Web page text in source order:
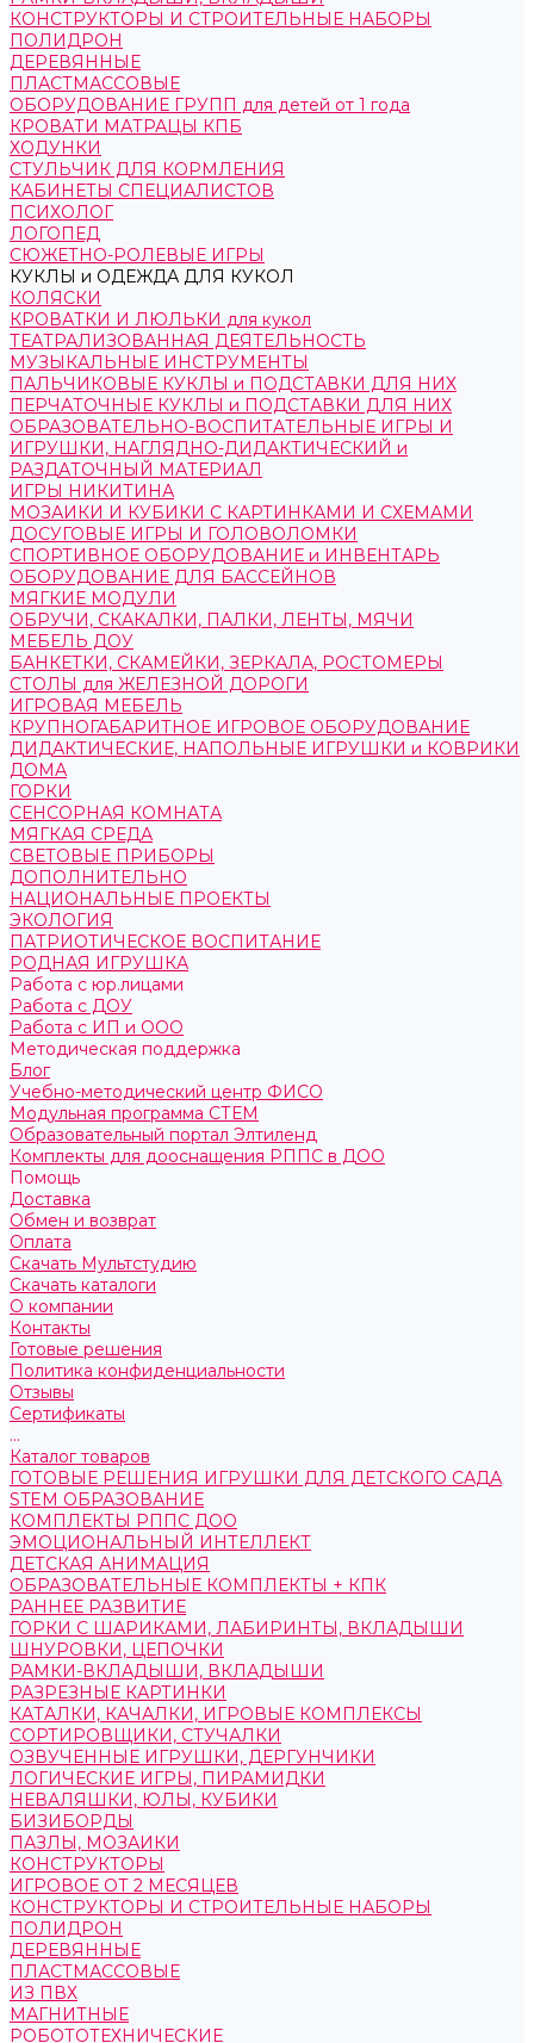
КОНСТРУКТОРЫ И СТРОИТЕЛЬНЫЕ НАБОРЫ
ПОЛИДРОН
ДЕРЕВЯННЫЕ
ПЛАСТМАССОВЫЕ
ОБОРУДОВАНИЕ ГРУПП для детей от 1 года
КРОВАТИ МАТРАЦЫ КПБ
ХОДУНКИ
СТУЛЬЧИК ДЛЯ КОРМЛЕНИЯ
КАБИНЕТЫ СПЕЦИАЛИСТОВ
ПСИХОЛОГ
ЛОГОПЕД
СЮЖЕТНО-РОЛЕВЫЕ ИГРЫ
КУКЛЫ и ОДЕЖДА ДЛЯ КУКОЛ
КОЛЯСКИ
КРОВАТКИ И ЛЮЛЬКИ для кукол
ТЕАТРАЛИЗОВАННАЯ ДЕЯТЕЛЬНОСТЬ
МУЗЫКАЛЬНЫЕ ИНСТРУМЕНТЫ
ПАЛЬЧИКОВЫЕ КУКЛЫ и ПОДСТАВКИ ДЛЯ НИХ
ПЕРЧАТОЧНЫЕ КУКЛЫ и ПОДСТАВКИ ДЛЯ НИХ
ОБРАЗОВАТЕЛЬНО-ВОСПИТАТЕЛЬНЫЕ ИГРЫ И
ИГРУШКИ, НАГЛЯДНО-ДИДАКТИЧЕСКИЙ и
РАЗДАТОЧНЫЙ МАТЕРИАЛ
ИГРЫ НИКИТИНА
МОЗАИКИ И КУБИКИ С КАРТИНКАМИ И СХЕМАМИ
ДОСУГОВЫЕ ИГРЫ И ГОЛОВОЛОМКИ
СПОРТИВНОЕ ОБОРУДОВАНИЕ и ИНВЕНТАРЬ
ОБОРУДОВАНИЕ ДЛЯ БАССЕЙНОВ
МЯГКИЕ МОДУЛИ
ОБРУЧИ, СКАКАЛКИ, ПАЛКИ, ЛЕНТЫ, МЯЧИ
МЕБЕЛЬ ДОУ
БАНКЕТКИ, СКАМЕЙКИ, ЗЕРКАЛА, РОСТОМЕРЫ
СТОЛЫ для ЖЕЛЕЗНОЙ ДОРОГИ
ИГРОВАЯ МЕБЕЛЬ
КРУПНОГАБАРИТНОЕ ИГРОВОЕ ОБОРУДОВАНИЕ
ДИДАКТИЧЕСКИЕ, НАПОЛЬНЫЕ ИГРУШКИ и КОВРИКИ
ДОМА
ГОРКИ
СЕНСОРНАЯ КОМНАТА
МЯГКАЯ СРЕДА
СВЕТОВЫЕ ПРИБОРЫ
ДОПОЛНИТЕЛЬНО
НАЦИОНАЛЬНЫЕ ПРОЕКТЫ
ЭКОЛОГИЯ
ПАТРИОТИЧЕСКОЕ ВОСПИТАНИЕ
РОДНАЯ ИГРУШКА
Работа с юр.лицами
Работа с ДОУ
Работа с ИП и ООО
Методическая поддержка
Блог
Учебно-методический центр ФИСО
Модульная программа СТЕМ
Образовательный портал Элтиленд
Комплекты для дооснащения РППС в ДОО
Помощь
Доставка
Обмен и возврат
Оплата
Скачать Мультстудию
Скачать каталоги
О компании
Контакты
Готовые решения
Политика конфиденциальности
Отзывы
Сертификаты
...
Каталог товаров
ГОТОВЫЕ РЕШЕНИЯ ИГРУШКИ ДЛЯ ДЕТСКОГО САДА
STEM ОБРАЗОВАНИЕ
КОМПЛЕКТЫ РППС ДОО
ЭМОЦИОНАЛЬНЫЙ ИНТЕЛЛЕКТ
ДЕТСКАЯ АНИМАЦИЯ
ОБРАЗОВАТЕЛЬНЫЕ КОМПЛЕКТЫ + КПК
РАННЕЕ РАЗВИТИЕ
ГОРКИ С ШАРИКАМИ, ЛАБИРИНТЫ, ВКЛАДЫШИ
ШНУРОВКИ, ЦЕПОЧКИ
РАМКИ-ВКЛАДЫШИ, ВКЛАДЫШИ
РАЗРЕЗНЫЕ КАРТИНКИ
КАТАЛКИ, КАЧАЛКИ, ИГРОВЫЕ КОМПЛЕКСЫ
СОРТИРОВЩИКИ, СТУЧАЛКИ
ОЗВУЧЕННЫЕ ИГРУШКИ, ДЕРГУНЧИКИ
ЛОГИЧЕСКИЕ ИГРЫ, ПИРАМИДКИ
НЕВАЛЯШКИ, ЮЛЫ, КУБИКИ
БИЗИБОРДЫ
ПАЗЛЫ, МОЗАИКИ
КОНСТРУКТОРЫ
ИГРОВОЕ ОТ 2 МЕСЯЦЕВ
КОНСТРУКТОРЫ И СТРОИТЕЛЬНЫЕ НАБОРЫ
ПОЛИДРОН
ДЕРЕВЯННЫЕ
ПЛАСТМАССОВЫЕ
ИЗ ПВХ
МАГНИТНЫЕ
РОБОТОТЕХНИЧЕСКИЕ